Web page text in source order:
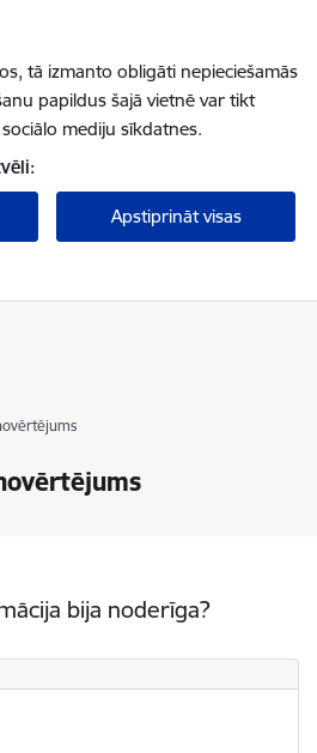
tā izmanto obligāti nepieciešamās
papildus šajā vietnē var tikt
mediju sīkdatnes.
Apstiprināt visas
bija noderīga?
noderīga?